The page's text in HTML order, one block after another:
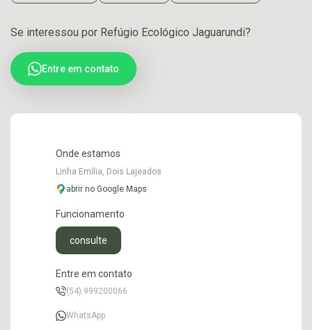
Se interessou por Refúgio Ecológico Jaguarundi?
Entre em contato
Onde estamos
Linha Emília, Dois Lajeados
abrir no Google Maps
Funcionamento
consulte
Entre em contato
(54) 999200066
WhatsApp